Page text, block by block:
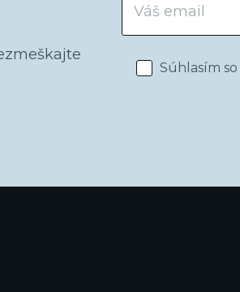
Súhlasím so